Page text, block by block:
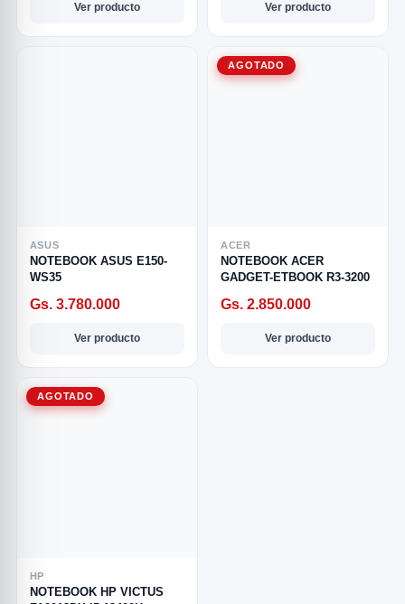
Ver producto Ver producto
ASUS
NOTEBOOK ASUS E150-
WS35
Gs. 3.780.000
Ver producto
AGOTADO
ACER
NOTEBOOK ACER
GADGET-ETBOOK R3-3200
Gs. 2.850.000
Ver producto
AGOTADO
HP
NOTEBOOK HP VICTUS